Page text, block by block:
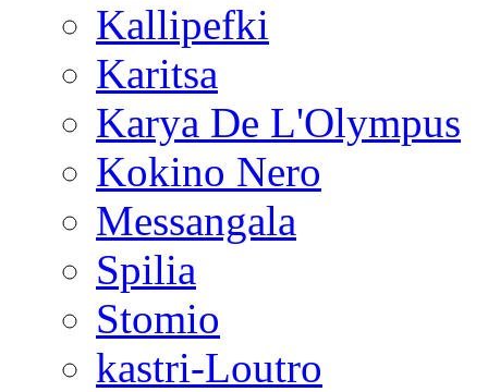
Kallipefki
Karitsa
Karya De L'Olympus
Kokino Nero
Messangala
Spilia
Stomio
kastri-Loutro